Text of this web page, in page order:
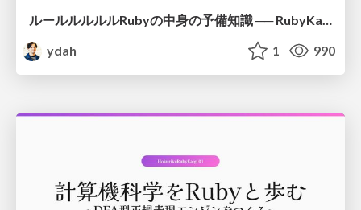
ルールルルルルRubyの中身の予備知識 ── RubyKaigiの前に予習しなイカ？
ydah
1 990